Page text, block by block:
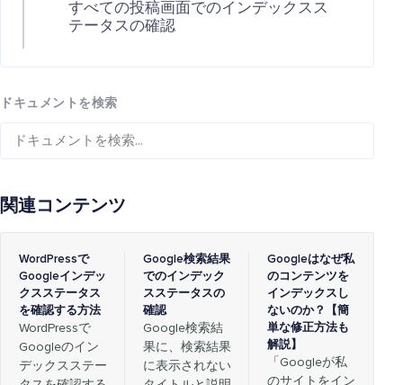
すべての投稿画面でのインデックスス
テータスの確認
ドキュメントを検索
関連コンテンツ
WordPressで
Googleインデッ
クスステータス
を確認する方法
WordPressで
Googleのイン
デックスステー
Google検索結果
でのインデック
スステータスの
確認
Google検索結
果に、検索結果
に表示されない
Googleはなぜ私
のコンテンツを
インデックスし
ないのか？【簡
単な修正方法も
解説】
「Googleが私
のサイトをイン